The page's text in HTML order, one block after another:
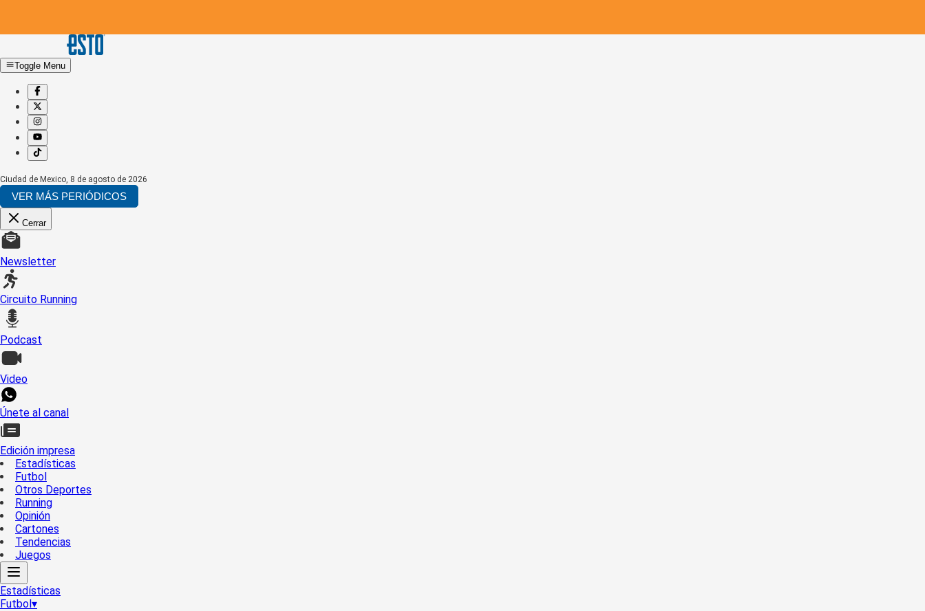
Toggle Menu
Ciudad de Mexico, 8 de agosto de 2026
VER MÁS PERIÓDICOS
Cerrar
Newsletter
Circuito Running
Podcast
Video
Únete al canal
Edición impresa
Estadísticas
Futbol
Otros Deportes
Running
Opinión
Cartones
Tendencias
Juegos
Estadísticas
Futbol▾